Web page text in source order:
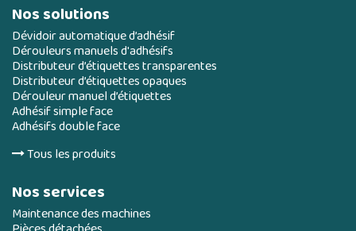
Nos solutions
Dévidoir automatique d’adhésif
Dérouleurs manuels d'adhésifs
Distributeur d’étiquettes transparentes
Distributeur d’étiquettes opaques
Dérouleur manuel d’étiquettes
Adhésif simple face
Adhésifs double face
Tous les produits
Nos services
Maintenance des machines